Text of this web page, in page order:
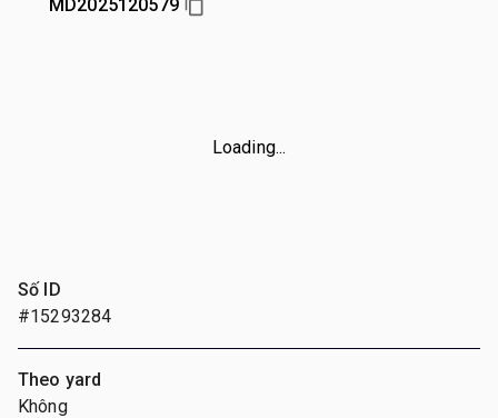
MD2025120579
Loading...
Số ID
#15293284
Theo yard
Không